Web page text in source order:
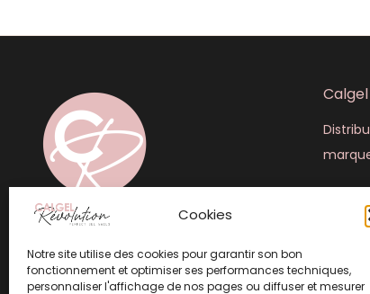
Cookies
Notre site utilise des cookies pour garantir son bon
fonctionnement et optimiser ses performances techniques,
personnaliser l'affichage de nos pages ou diffuser et mesurer
445
+33